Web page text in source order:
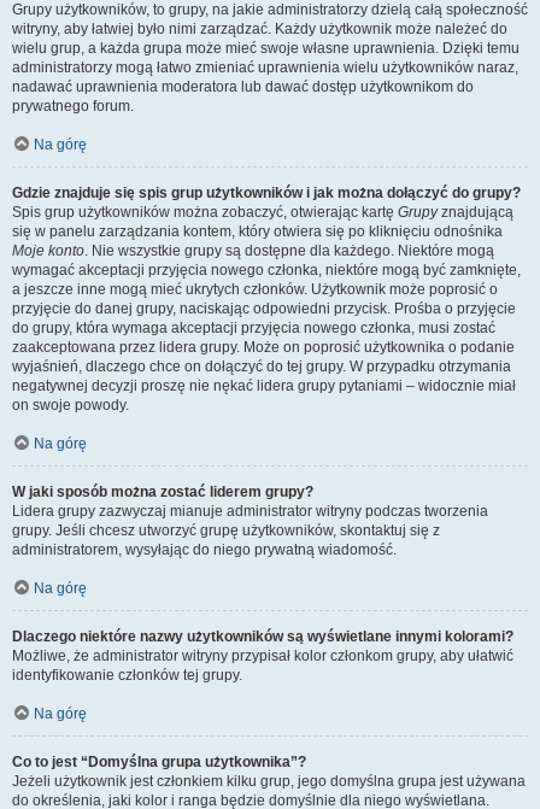
Grupy użytkowników, to grupy, na jakie administratorzy dzielą całą społeczność
witryny, aby łatwiej było nimi zarządzać. Każdy użytkownik może należeć do
wielu grup, a każda grupa może mieć swoje własne uprawnienia. Dzięki temu
administratorzy mogą łatwo zmieniać uprawnienia wielu użytkowników naraz,
nadawać uprawnienia moderatora lub dawać dostęp użytkownikom do
prywatnego forum.
Na górę
Gdzie znajduje się spis grup użytkowników i jak można dołączyć do grupy?
Spis grup użytkowników można zobaczyć, otwierając kartę Grupyznajdującą
się w panelu zarządzania kontem, który otwiera się po kliknięciu odnośnika
Moje konto. Nie wszystkie grupy są dostępne dla każdego. Niektóre mogą
wymagać akceptacji przyjęcia nowego członka, niektóre mogą być zamknięte,
a jeszcze inne mogą mieć ukrytych członków. Użytkownik może poprosić o
przyjęcie do danej grupy, naciskając odpowiedni przycisk. Prośba o przyjęcie
do grupy, która wymaga akceptacji przyjęcia nowego członka, musi zostać
zaakceptowana przez lidera grupy. Może on poprosić użytkownika o podanie
wyjaśnień, dlaczego chce on dołączyć do tej grupy. W przypadku otrzymania
negatywnej decyzji proszę nie nękać lidera grupy pytaniami – widocznie miał
on swoje powody.
Na górę
W jaki sposób można zostać liderem grupy?
Lidera grupy zazwyczaj mianuje administrator witryny podczas tworzenia
grupy. Jeśli chcesz utworzyć grupę użytkowników, skontaktuj się z
administratorem, wysyłając do niego prywatną wiadomość.
Na górę
Dlaczego niektóre nazwy użytkowników są wyświetlane innymi kolorami?
Możliwe, że administrator witryny przypisał kolor członkom grupy, aby ułatwić
identyfikowanie członków tej grupy.
Na górę
Co to jest “Domyślna grupa użytkownika”?
Jeżeli użytkownik jest członkiem kilku grup, jego domyślna grupa jest używana
do określenia, jaki kolor i ranga będzie domyślnie dla niego wyświetlana.